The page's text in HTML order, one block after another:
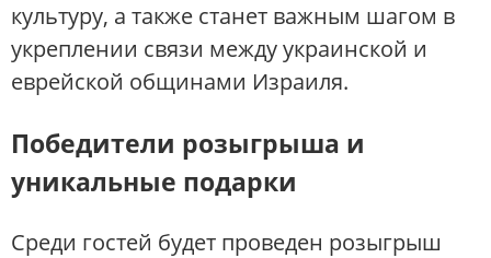
культуру, а также станет важным шагом в
укреплении связи между украинской и
еврейской общинами Израиля.
Победители розыгрыша и
уникальные подарки
Среди гостей будет проведен розыгрыш